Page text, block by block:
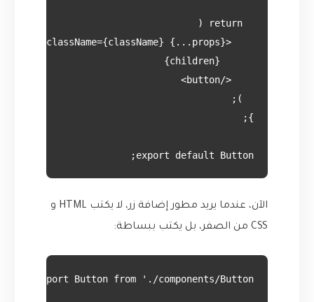
export default Button;
الآن، عندما يريد مطور إضافة زر، لا يكتب HTML و
CSS من الصفر، بل يكتب ببساطة: